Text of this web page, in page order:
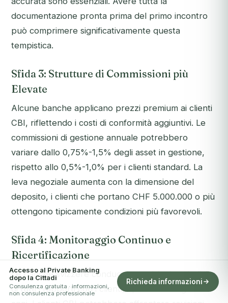
documentazione pronta prima del primo incontro
può comprimere significativamente questa
tempistica.
Sfida 3: Strutture di Commissioni più
Elevate
Alcune banche applicano prezzi premium ai clienti
CBI, riflettendo i costi di conformità aggiuntivi. Le
commissioni di gestione annuale potrebbero
variare dallo 0,75%-1,5% degli asset in gestione,
rispetto allo 0,5%-1,0% per i clienti standard. La
leva negoziale aumenta con la dimensione del
deposito, i clienti che portano CHF 5.000.000 o più
ottengono tipicamente condizioni più favorevoli.
Sfida 4: Monitoraggio Continuo e
Ricertificazione
Le banche svizzere conducono revisioni periodiche
di tutti i rapporti con i clienti, tipicamente ogni 1-3
Accesso al Private Banking
dopo la Cittadi
Consulenza gratuita · informazioni,
non consulenza professionale
Richieda informazioni